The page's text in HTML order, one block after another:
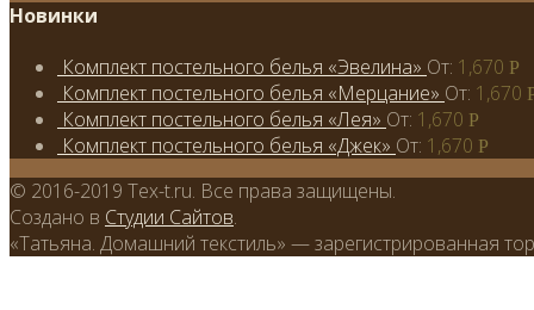
Новинки
Комплект постельного белья «Эвелина» От: 1,670 Р
Комплект постельного белья «Мерцание» От: 1,670
Комплект постельного белья «Лея» От: 1,670 Р
Комплект постельного белья «Джек» От: 1,670 Р
© 2016-2019 Tex-t.ru. Все права защищены.
Создано в Студии Сайтов.
«Татьяна. Домашний текстиль» — зарегистрированная